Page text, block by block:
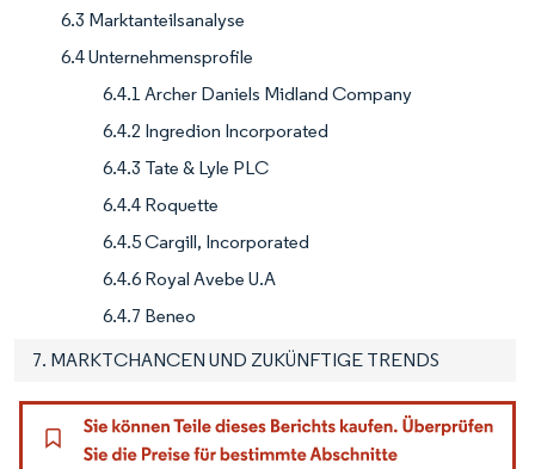
6.3 Marktanteilsanalyse
6.4 Unternehmensprofile
6.4.1 Archer Daniels Midland Company
6.4.2 Ingredion Incorporated
6.4.3 Tate & Lyle PLC
6.4.4 Roquette
6.4.5 Cargill, Incorporated
6.4.6 Royal Avebe U.A
6.4.7 Beneo
7. MARKTCHANCEN UND ZUKÜNFTIGE TRENDS